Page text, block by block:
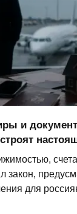
и
закон,
для